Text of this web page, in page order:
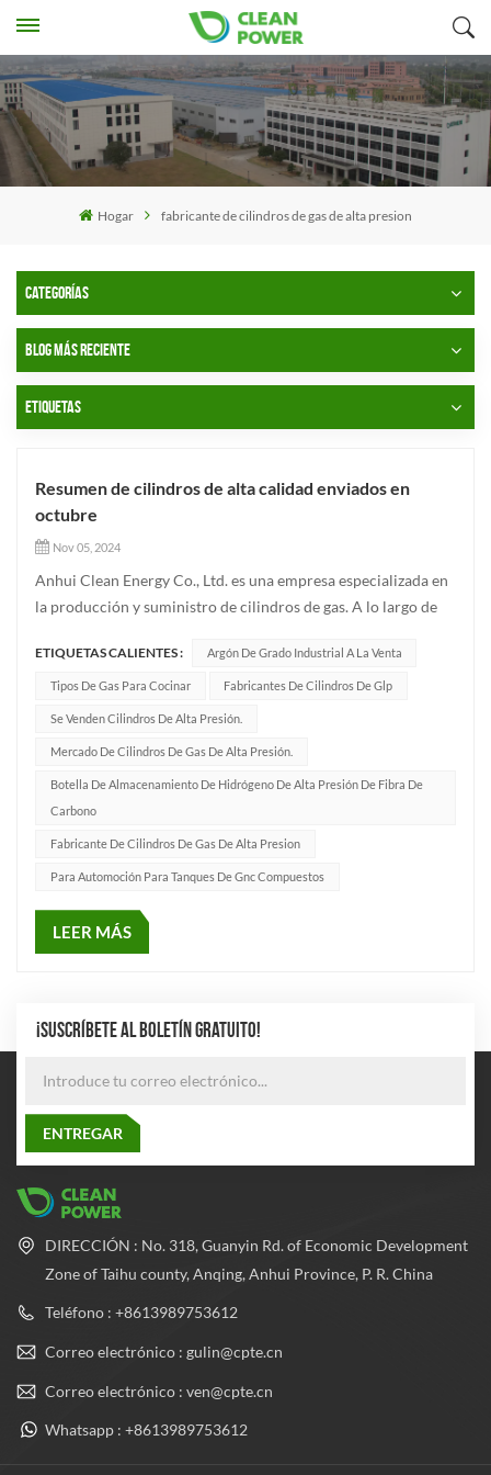
Hogar fabricante de cilindros de gas de alta presion
CATEGORÍAS
BLOG MÁS RECIENTE
ETIQUETAS
Resumen de cilindros de alta calidad enviados en
octubre
Nov 05, 2024
Anhui Clean Energy Co., Ltd. es una empresa especializada en
la producción y suministro de cilindros de gas. A lo largo de
clientes productos de la más alta calidad y excelentes
servicios para satisfacer las necesidades de diversas
industrias. C...
ETIQUETAS CALIENTES : Argón De Grado Industrial A La Venta
Tipos De Gas Para Cocinar Fabricantes De Cilindros De Glp
Se Venden Cilindros De Alta Presión.
Mercado De Cilindros De Gas De Alta Presión.
Botella De Almacenamiento De Hidrógeno De Alta Presión De Fibra De
Carbono
Fabricante De Cilindros De Gas De Alta Presion
Para Automoción Para Tanques De Gnc Compuestos
LEER MÁS
¡SUSCRÍBETE AL BOLETÍN GRATUITO!
DIRECCIÓN : No. 318, Guanyin Rd. of Economic Development
Zone of Taihu county, Anqing, Anhui Province, P. R. China
Teléfono : +8613989753612
Correo electrónico : gulin@cpte.cn
Correo electrónico : ven@cpte.cn
Whatsapp : +8613989753612